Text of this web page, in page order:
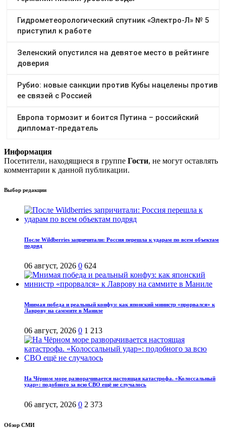
Информация
Посетители, находящиеся в группе Гости, не могут оставлять
комментарии к данной публикации.
Выбор редакции
После Wildberries запричитали: Россия перешла к ударам по всем объектам
подряд
06 август, 2026 0 624
Мнимая победа и реальный конфуз: как японский министр «прорвался» к
Лаврову на саммите в Маниле
06 август, 2026 0 1 213
На Чёрном море разворачивается настоящая катастрофа. «Колоссальный
удар»: подобного за всю СВО ещё не случалось
06 август, 2026 0 2 373
Обзор СМИ